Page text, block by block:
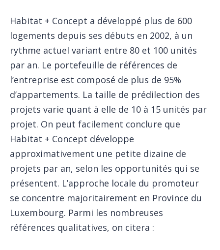
Habitat + Concept a développé plus de 600
logements depuis ses débuts en 2002, à un
rythme actuel variant entre 80 et 100 unités
par an. Le portefeuille de références de
l’entreprise est composé de plus de 95%
d’appartements. La taille de prédilection des
projets varie quant à elle de 10 à 15 unités par
projet. On peut facilement conclure que
Habitat + Concept développe
approximativement une petite dizaine de
projets par an, selon les opportunités qui se
présentent. L’approche locale du promoteur
se concentre majoritairement en Province du
Luxembourg. Parmi les nombreuses
références qualitatives, on citera :